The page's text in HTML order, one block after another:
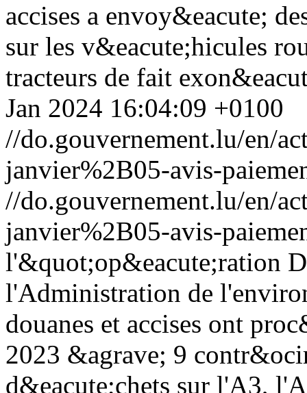
accises a envoy&eacute;
sur les v&eacute;hicules
tracteurs de fait
Jan 2024 16:04:09 +0100
//do.gouvernement.lu/en/
janvier%2B05-avis-
//do.gouvernement.lu/en/
janvier%2B05-avis-
l'&quot;op&eacute;ration
l'Administration de
douanes et accises ont
2023 &agrave; 9
d&eacute;chets sur l'A3,